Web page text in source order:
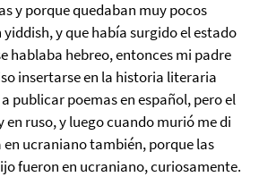
y porque quedaban muy pocos
y que había surgido el estado
hablaba hebreo, entonces mi padre
insertarse en la historia literaria
publicar poemas en español, pero el
en ruso, y luego cuando murió me di
ucraniano también, porque las
fueron en ucraniano, curiosamente.